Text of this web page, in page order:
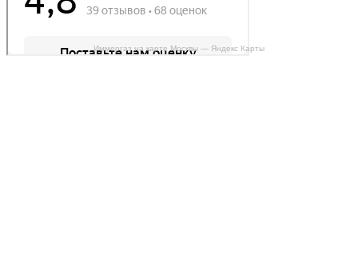
Иммергаз на карте Москвы — Яндекс Карты